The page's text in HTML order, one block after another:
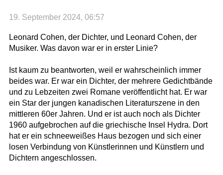
19. September 2024, 06:57
Leonard Cohen, der Dichter, und Leonard Cohen, der
Musiker. Was davon war er in erster Linie?
Ist kaum zu beantworten, weil er wahrscheinlich immer
beides war. Er war ein Dichter, der mehrere Gedichtbände
und zu Lebzeiten zwei Romane veröffentlicht hat. Er war
ein Star der jungen kanadischen Literaturszene in den
mittleren 60er Jahren. Und er ist auch noch als Dichter
1960 aufgebrochen auf die griechische Insel Hydra. Dort
hat er ein schneeweißes Haus bezogen und sich einer
losen Verbindung von Künstlerinnen und Künstlern und
Dichtern angeschlossen.